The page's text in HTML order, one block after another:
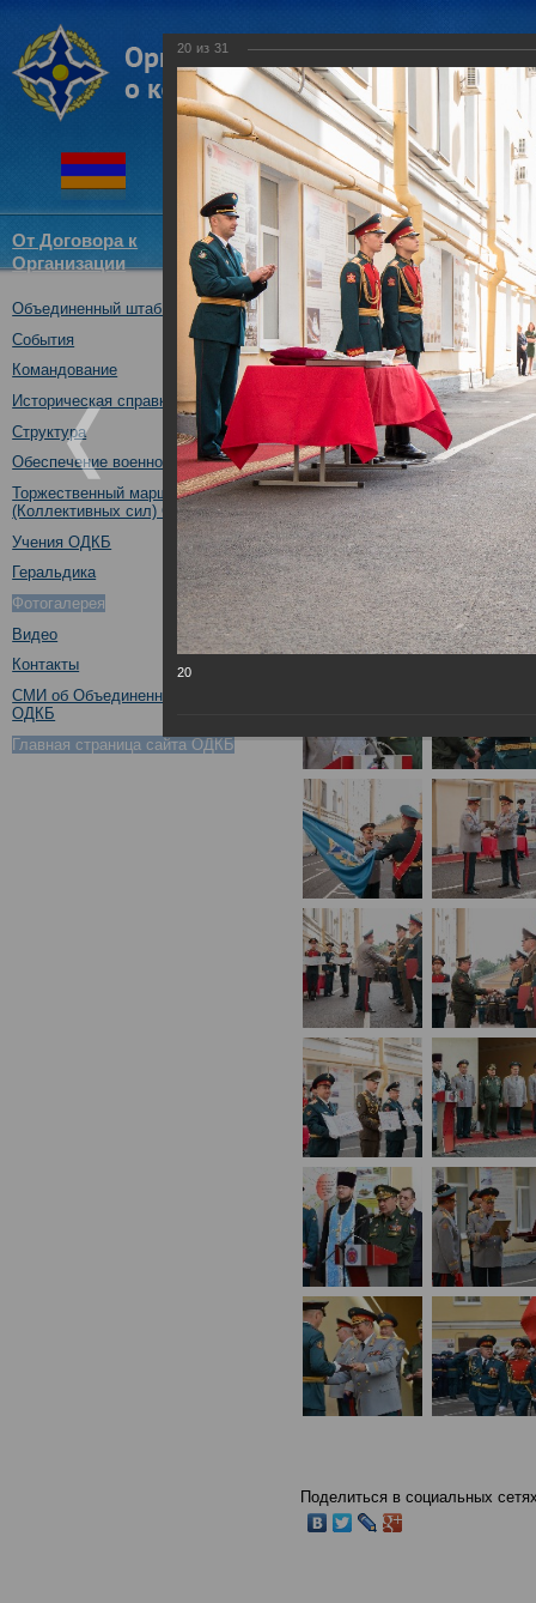
От Договора к
Организации
Структура
ОДКБ
Новости
Объединенный штаб ОДКБ
События
Командование
Историческая справка
Структура
Обеспечение военной безопасности
Торжественный марш Войск
(Коллективных сил) ОДКБ
Учения ОДКБ
Геральдика
Фотогалерея
Видео
Контакты
СМИ об Объединенном штабе
ОДКБ
Главная страница сайта ОДКБ
Участие Объединенного
Дню знаний.
01.09.2017
Поделиться в социальных
20 из 31
20